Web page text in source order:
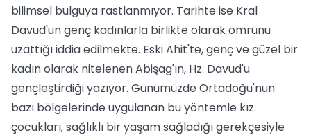
bilimsel bulguya rastlanmıyor. Tarihte ise Kral
Davud'un genç kadınlarla birlikte olarak ömrünü
uzattığı iddia edilmekte. Eski Ahit'te, genç ve güzel bir
kadın olarak nitelenen Abişag'ın, Hz. Davud'u
gençleştirdiği yazıyor. Günümüzde Ortadoğu'nun
bazı bölgelerinde uygulanan bu yöntemle kız
çocukları, sağlıklı bir yaşam sağladığı gerekçesiyle